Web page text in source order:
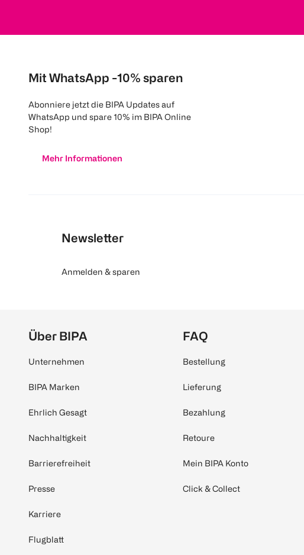
Mit WhatsApp -10% sparen
Abonniere jetzt die BIPA Updates auf
WhatsApp und spare 10% im BIPA Online
Shop!
Mehr Informationen
Newsletter
Anmelden & sparen
Über BIPA
Unternehmen
BIPA Marken
Ehrlich Gesagt
Nachhaltigkeit
Barrierefreiheit
Presse
Karriere
Flugblatt
FAQ
Bestellung
Lieferung
Bezahlung
Retoure
Mein BIPA Konto
Click & Collect